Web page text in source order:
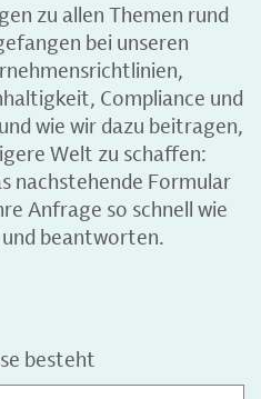
zu allen Themen rund
bei unseren
Compliance und
wie wir dazu beitragen,
Welt zu schaffen:
nachstehende Formular
Anfrage so schnell wie
beantworten.
besteht